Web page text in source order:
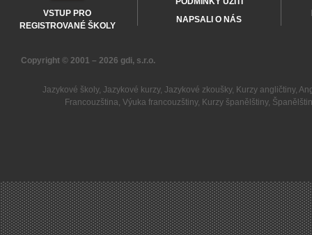
VSTUP PRO
REGISTROVANÉ ŠKOLY
NAPSALI O NÁS
Copyright © 2001 – 2026 gdi, s.r.o.
Jazykové školy, Jazykové kurzy, Jazykové zkoušky, Kurzy angličtiny,
Francouzština,Výuka francouzštiny, Kurzy španělštiny,